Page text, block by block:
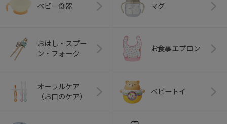
ベビー食器 マグ
おはし・スプー
ン・フォーク
お食事エプロン
オーラルケア
（お口のケア）
ベビートイ